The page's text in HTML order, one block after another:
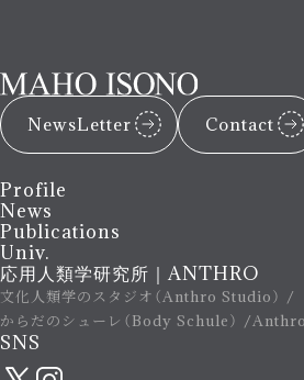
Contact
NewsLetter
Profile
News
Publications
Univ.
応用人類学研究所｜ANTHRO
文化人類学のスタジオ（Anthro Studio）
からだのシューレ（Body Schule）
SNS